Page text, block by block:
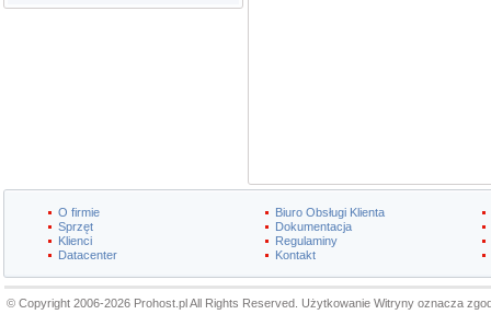
O firmie
Sprzęt
Klienci
Datacenter
Biuro Obsługi Klienta
Dokumentacja
Regulaminy
Kontakt
© Copyright 2006-2026 Prohost.pl All Rights Reserved. Użytkowanie Witryny oznacza